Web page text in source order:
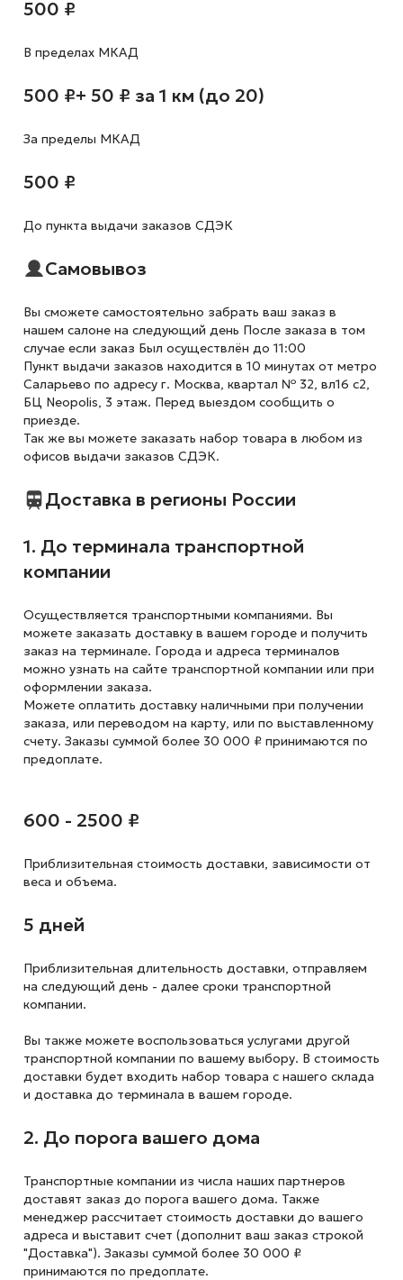
500 ₽
В пределах МКАД
500 ₽+ 50 ₽ за 1 км (до 20)
За пределы МКАД
500 ₽
До пункта выдачи заказов СДЭК
Самовывоз
Вы сможете самостоятельно забрать ваш заказ в
нашем салоне на следующий день После заказа в том
случае если заказ Был осуществлён до 11:00
Пункт выдачи заказов находится в 10 минутах от метро
Саларьево по адресу г. Москва, квартал № 32, вл16 с2,
БЦ Neopolis, 3 этаж. Перед выездом сообщить о
приезде.
Так же вы можете заказать набор товара в любом из
офисов выдачи заказов СДЭК.
Доставка в регионы России
1. До терминала транспортной
компании
Осуществляется транспортными компаниями. Вы
можете заказать доставку в вашем городе и получить
заказ на терминале. Города и адреса терминалов
можно узнать на сайте транспортной компании или при
оформлении заказа.
Можете оплатить доставку наличными при получении
заказа, или переводом на карту, или по выставленному
счету. Заказы суммой более 30 000 ₽ принимаются по
предоплате.
600 - 2500 ₽
Приблизительная стоимость доставки, зависимости от
веса и объема.
5 дней
Приблизительная длительность доставки, отправляем
на следующий день - далее сроки транспортной
компании.
Вы также можете воспользоваться услугами другой
транспортной компании по вашему выбору. В стоимость
доставки будет входить набор товара с нашего склада
и доставка до терминала в вашем городе.
2. До порога вашего дома
Транспортные компании из числа наших партнеров
доставят заказ до порога вашего дома. Также
менеджер рассчитает стоимость доставки до вашего
адреса и выставит счет (дополнит ваш заказ строкой
"Доставка"). Заказы суммой более 30 000 ₽
принимаются по предоплате.